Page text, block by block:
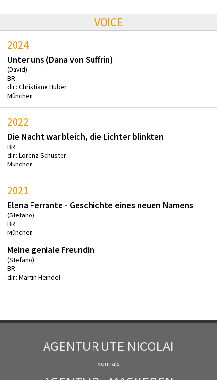
VOICE
2024
Unter uns (Dana von Suffrin)
(David)
BR
dir.: Christiane Huber
München
2022
Die Nacht war bleich, die Lichter blinkten
BR
dir.: Lorenz Schuster
München
2021
Elena Ferrante - Geschichte eines neuen Namens
(Stefano)
BR
München
Meine geniale Freundin
(Stefano)
BR
dir.: Martin Heindel
AGENTURUTE NICOLAI
vormals